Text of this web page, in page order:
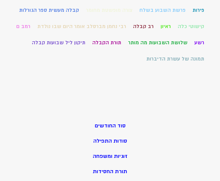
פירות פרשת השבוע בשלח צורה מופשטת מחומר קבלה מעשית ספר הגורלות
קישוטי כלה ראיון רב קבלה רבי נחמן מברסלב אומר היום שבו נולדת רמב ם
רשע שלושת השבועות מה מותר תורת הקבלה תיקון ליל שבועות קבלה
תמונה של עשרת הדיברות
סוד החודשים
סודות התפילה
זוגיות ומשפחה
תורת החסידות